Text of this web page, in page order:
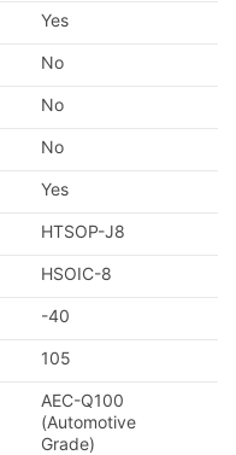
Yes
No
No
No
Yes
HTSOP-J8
HSOIC-8
-40
105
AEC-Q100
(Automotive
Grade)